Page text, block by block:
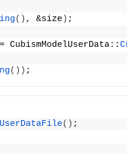
() , &size ) ;
CubismModelUserData::
()) ;
( ) ;